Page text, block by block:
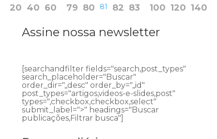
20 40 60 79 80 81 82 83 100 120 140
Assine nossa newsletter
[searchandfilter fields="search,post_types"
search_placeholder="Buscar"
order_dir=",,desc" order_by=",,id"
post_types="artigos,videos-e-slides,post"
types=",checkbox,checkbox,select"
submit_label=">" headings="Buscar
publicações,Filtrar busca"]